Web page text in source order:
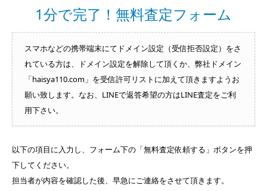
1分で完了！無料査定フォーム
スマホなどの携帯端末にてドメイン設定（受信拒否設定）をさ
れている方は、ドメイン設定を解除して頂くか、弊社ドメイン
「haisya110.com」を受信許可リストに加えて頂きますようお
願い致します。なお、LINEで返答希望の方はLINE査定をご利
用下さい。
以下の項目に入力し、フォーム下の「無料査定依頼する」ボタンを押
下してください。
担当者が内容を確認した後、早急にご連絡をさせて頂きます。